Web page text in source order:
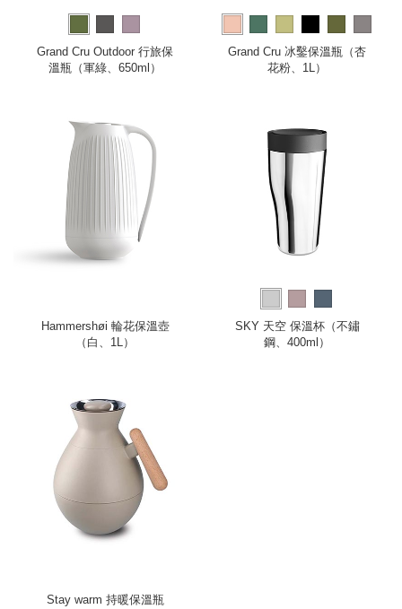
Grand Cru Outdoor 行旅保
溫瓶（軍綠、650ml）
more
Grand Cru 冰鑿保溫瓶（杏
花粉、1L）
Hammershøi 輪花保溫壺
（白、1L）
SKY 天空 保溫杯（不鏽
鋼、400ml）
Stay warm 持暖保溫瓶